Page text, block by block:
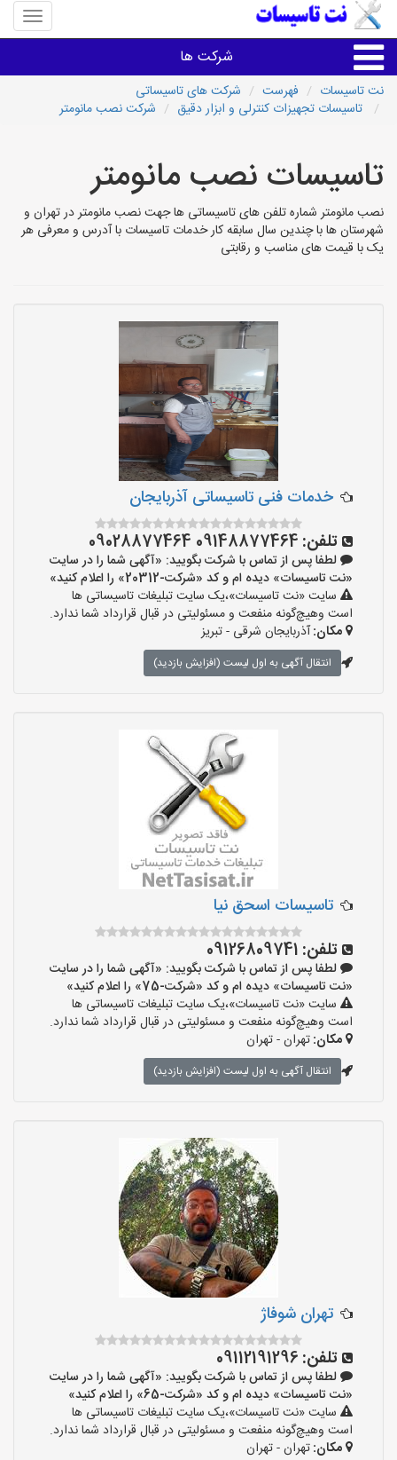
منوی
سایت
شرکت ها
خدمات تاسیسات ساختمان
خدمات تاسیسات ساختمان
سایر خدمات
نت تاسیسات فهرست
شرکت های تاسیساتی
تاسیسات تجهیزات کنترلی و ابزار دقیق
شرکت نصب مانومتر
تاسیسات نصب مانومتر
نصب مانومتر شماره تلفن های تاسیساتی ها جهت نصب مانومتر در تهران و
شهرستان ها با چندین سال سابقه کار خدمات تاسیسات با آدرس و معرفی هر
یک با قیمت های مناسب و رقابتی
خدمات فنی تاسیساتی آذربایجان
تلفن: 09148877464 09028877464
لطفا پس از تماس با شرکت بگویید: «آگهی شما را در سایت
«نت تاسیسات» دیده ام و کد «شرکت-20312» را اعلام کنید»
سایت «نت تاسیسات»،یک سایت تبلیغات تاسیساتی ها
است وهیچ‌گونه منفعت و مسئولیتی در قبال قرارداد شما ندارد.
مکان:آذربایجان شرقی - تبریز
انتقال آگهی به اول لیست (افزایش بازدید)
تاسیسات اسحق نیا
تلفن: 09126809741
لطفا پس از تماس با شرکت بگویید: «آگهی شما را در سایت
«نت تاسیسات» دیده ام و کد «شرکت-75» را اعلام کنید»
سایت «نت تاسیسات»،یک سایت تبلیغات تاسیساتی ها
است وهیچ‌گونه منفعت و مسئولیتی در قبال قرارداد شما ندارد.
مکان:تهران - تهران
انتقال آگهی به اول لیست (افزایش بازدید)
تهران شوفاژ
تلفن: 09112191296
لطفا پس از تماس با شرکت بگویید: «آگهی شما را در سایت
«نت تاسیسات» دیده ام و کد «شرکت-65» را اعلام کنید»
سایت «نت تاسیسات»،یک سایت تبلیغات تاسیساتی ها
است وهیچ‌گونه منفعت و مسئولیتی در قبال قرارداد شما ندارد.
مکان:تهران - تهران